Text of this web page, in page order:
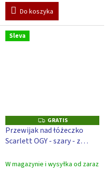
Do koszyka
Sleva
G
R
A
T
GRATIS
Przewijak nad łóżeczko
Scarlett OGY - szary - z
Galaktyka - Różowy
W magazynie i wysyłka od zaraz